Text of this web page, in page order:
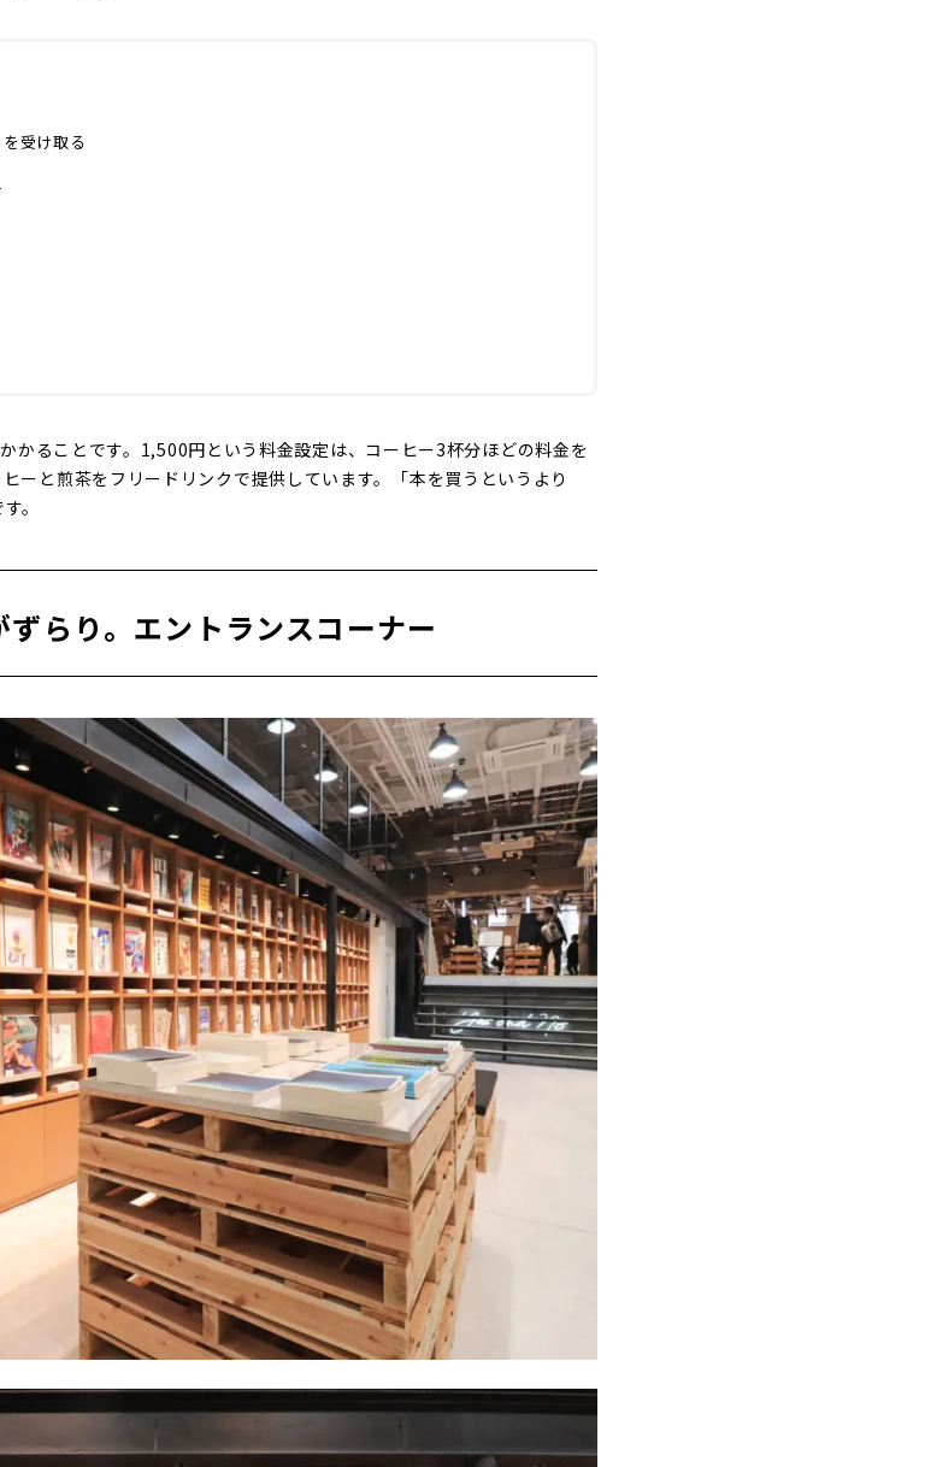
受け取る
かることです。1,500円という料金設定は、コーヒー3杯分ほどの料金を
ーと煎茶をフリードリンクで提供しています。「本を買うというより
。
らり。エントランスコーナー